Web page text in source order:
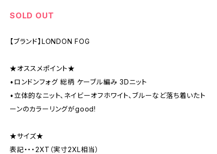
SOLD OUT
【ブランド】LONDON FOG
★オススメポイント★
•ロンドンフォグ 総柄 ケーブル編み 3Dニット
•立体的なニット、ネイビーオフホワイト、ブルーなど落ち着いたト
ーンのカラーリングがgood!
★サイズ★
表記・・・2XT（実寸2XL相当）